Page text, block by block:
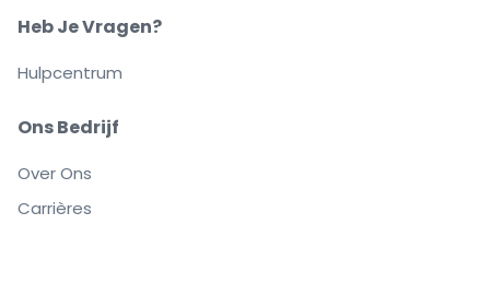
Ons Bedrijf
Over Ons
Carrières
Heb Je Vragen?
Hulpcentrum